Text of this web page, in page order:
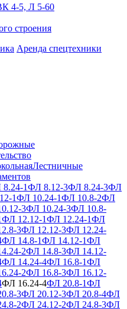
4-5, Л 5-60
строения
Аренда спецтехники
Лестничные
1ФЛ 8.12-3ФЛ 8.24-3ФЛ
1ФЛ 10.24-1ФЛ 10.8-2ФЛ
3ФЛ 10.24-3ФЛ 10.8-
ФЛ 12.12-1ФЛ 12.24-1ФЛ
3ФЛ 12.12-3ФЛ 12.24-
ФЛ 14.8-1ФЛ 14.12-1ФЛ
2ФЛ 14.8-3ФЛ 14.12-
ФЛ 14.24-4ФЛ 16.8-1ФЛ
2ФЛ 16.8-3ФЛ 16.12-
ФЛ 16.24-4ФЛ 20.8-1ФЛ
3ФЛ 20.12-3ФЛ 20.8-4ФЛ
2ФЛ 24.12-2ФЛ 24.8-3ФЛ